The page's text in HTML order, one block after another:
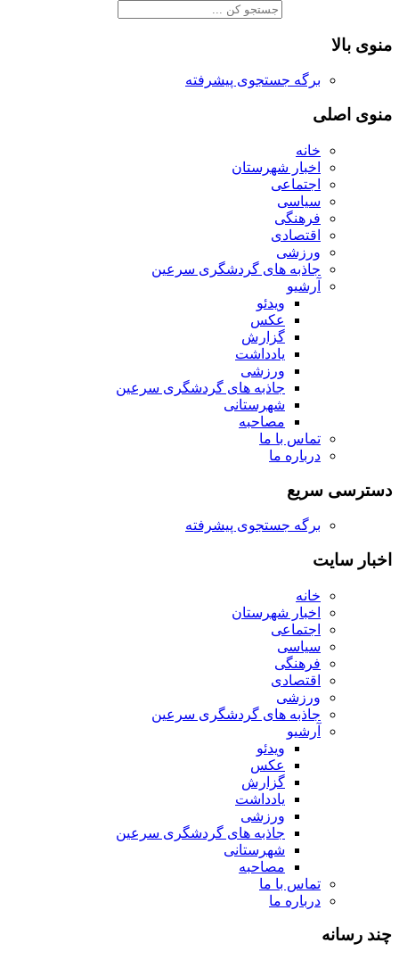
منوی بالا
برگه جستجوی پیشرفته
منوی اصلی
خانه
اخبار شهرستان
اجتماعی
سیاسی
فرهنگی
اقتصادی
ورزشی
جاذبه های گردشگری سرعین
آرشیو
ویدئو
عکس
گزارش
یادداشت
ورزشی
جاذبه های گردشگری سرعین
شهرستانی
مصاحبه
تماس با ما
درباره ما
دسترسی سریع
برگه جستجوی پیشرفته
اخبار سایت
خانه
اخبار شهرستان
اجتماعی
سیاسی
فرهنگی
اقتصادی
ورزشی
جاذبه های گردشگری سرعین
آرشیو
ویدئو
عکس
گزارش
یادداشت
ورزشی
جاذبه های گردشگری سرعین
شهرستانی
مصاحبه
تماس با ما
درباره ما
چند رسانه